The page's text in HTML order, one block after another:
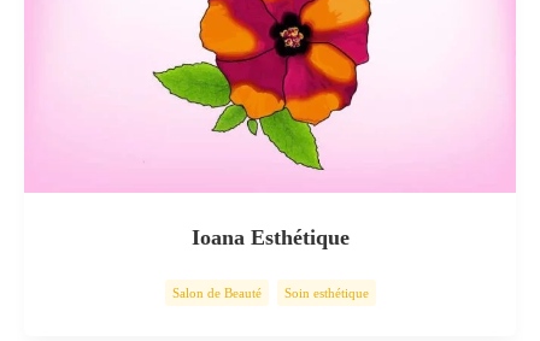
Ioana Esthétique
Salon de Beauté Soin esthétique